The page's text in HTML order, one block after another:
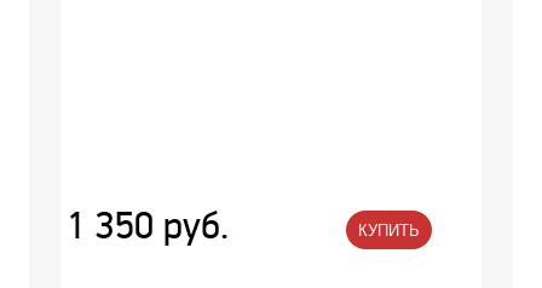
1 350 руб. КУПИТЬ